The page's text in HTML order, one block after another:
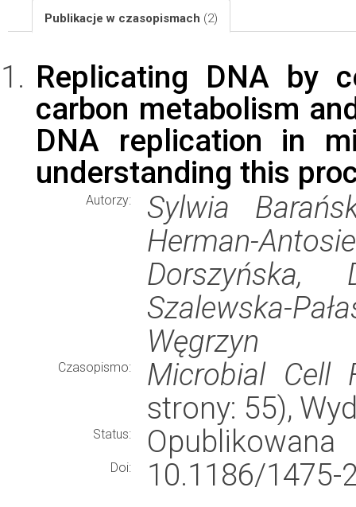
Publikacje w czasopismach (2)
Replicating DNA by
carbon metabolism
DNA replication in
understanding this
Autorzy:
Sylwia
Herman-
Dorszyńska,
Szalewska-
Węgrzyn
Czasopismo:
Microbial Cell
strony: 55),
Status: Opublikowana
Doi:
10.1186/1475-